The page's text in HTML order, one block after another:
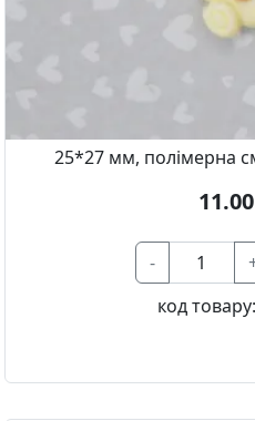
25*27 мм, полімерна
11.00
-
код товару: